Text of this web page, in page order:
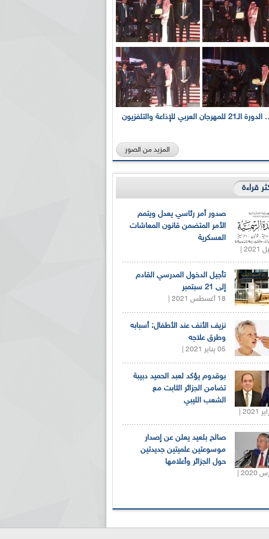
بالصور... الدورة الـ21 للمهرجان العربي للإذاعة والتلفزيون
المزيد من الصور
قراءة
صدور أمر رئاسي يعدل ويتمم
الأمر المتضمن قانون المعاشات
العسكرية
تأجيل الدخول المدرسي القادم
إلى 21 سبتمبر
18 أغسطس 2021 |
نزيف الأنف عند الأطفال: أسبابه
وطرق علاجه
05 يناير 2021 |
بوقدوم يؤكد لعبد الحميد دبيبة
تضامن الجزائر الثابت مع
الشعب الليبي
صالح بلعيد يعلن عن إصدار
موسوعتين علميتين جديدتين
حول الجزائر وأعلامها